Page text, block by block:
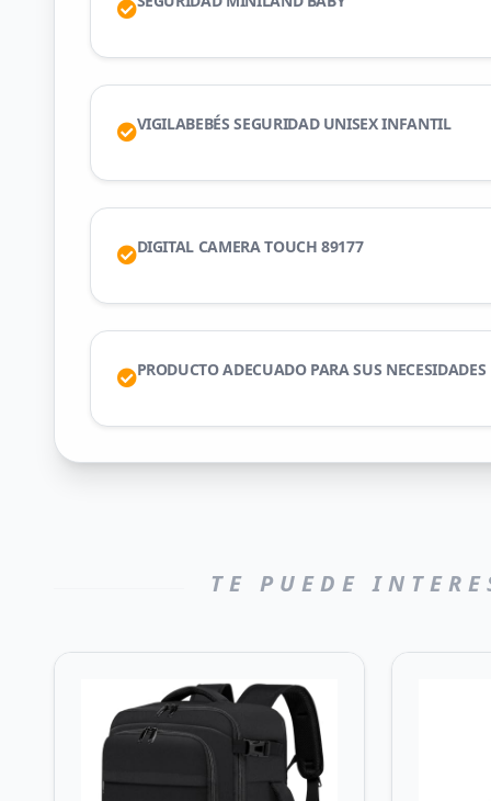
VIGILABEBÉS SEGURIDAD UNISEX INFANTIL
DIGITAL CAMERA TOUCH 89177
PRODUCTO ADECUADO PARA SUS
TE PUEDE